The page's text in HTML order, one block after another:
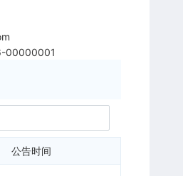
00000001
公告时间